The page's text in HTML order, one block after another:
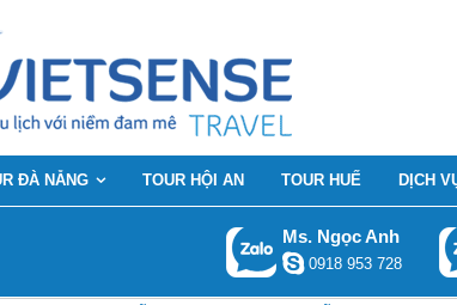
ĐÀ NẴNG TOUR HỘI AN TOUR HUẾ DỊCH
Ms. Ngọc Anh
0918 953 728